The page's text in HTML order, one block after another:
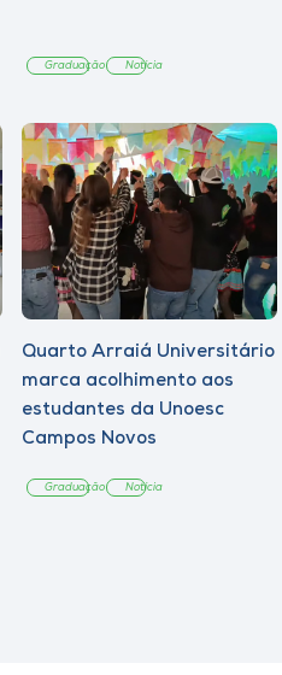
Graduação Notícia
Quarto Arraiá Universitário
marca acolhimento aos
estudantes da Unoesc
Campos Novos
Graduação Notícia